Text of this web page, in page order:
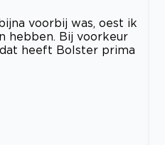
voorbij was, oest ik
hebben. Bij voorkeur
heeft Bolster prima